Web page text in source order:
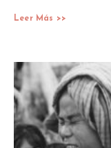
Leer Más >>